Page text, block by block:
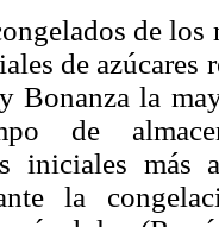
de los
de azúcares
Bonanza la
de
iniciales más
la